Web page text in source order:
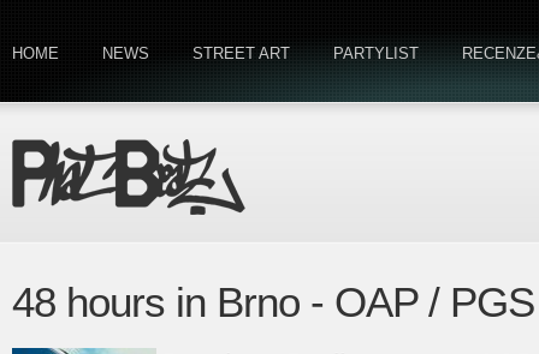
HOME NEWS STREET ART PARTYLIST
48 hours in Brno - OAP /